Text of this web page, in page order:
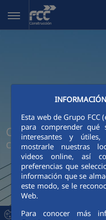
Skip to Main Content
Esta web de Grupo FCC
para comprender qué
interesantes y
mostrarle nuestras
videos online, así
preferencias que
información que se
este modo, se le
Web.
Para conocer más
Cum stimulăm
construcțiilor